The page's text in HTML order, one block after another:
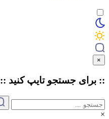
×
:: برای جستجو تایپکنید ::
×